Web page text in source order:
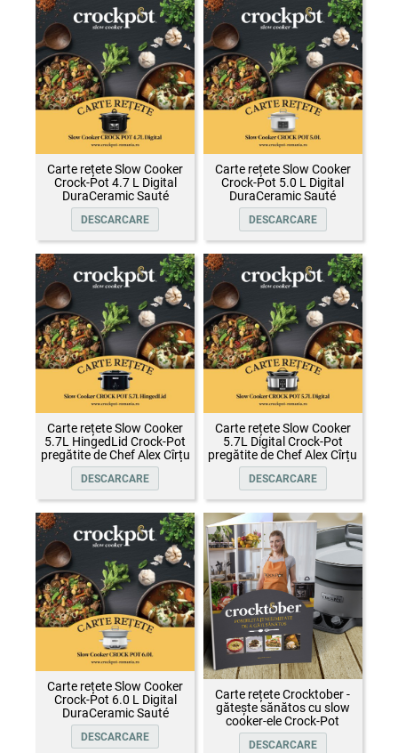
Carte rețete Slow Cooker
Crock-Pot 4.7 L Digital
DuraCeramic Sauté
DESCARCARE
Carte rețete Slow Cooker
Crock-Pot 5.0 L Digital
DuraCeramic Sauté
DESCARCARE
Carte rețete Slow Cooker
5.7L HingedLid Crock-Pot
pregătite de Chef Alex Cîrțu
DESCARCARE
Carte rețete Slow Cooker
5.7L Digital Crock-Pot
pregătite de Chef Alex Cîrțu
DESCARCARE
Carte rețete Slow Cooker
Crock-Pot 6.0 L Digital
DuraCeramic Sauté
DESCARCARE
Carte rețete Crocktober -
gătește sănătos cu slow
cooker-ele Crock-Pot
DESCARCARE